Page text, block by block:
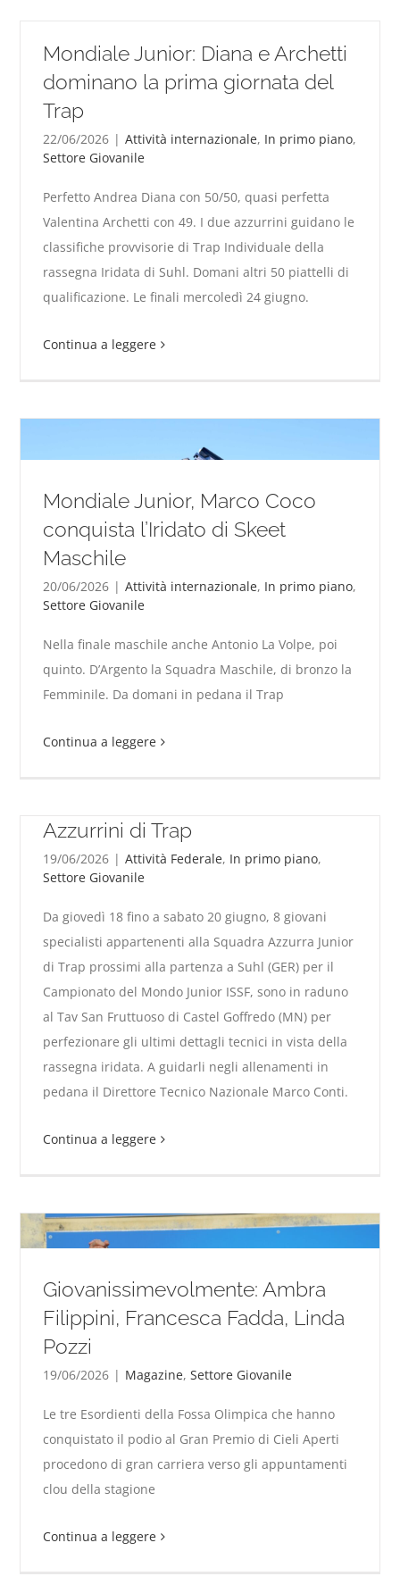
Mondiale Junior: Diana e Archetti dominano la prima
giornata del Trap
Mondiale Junior: Diana e Archetti
dominano la prima giornata del
Trap
22/06/2026 | Attività internazionale, In primo piano,
Settore Giovanile
Perfetto Andrea Diana con 50/50, quasi perfetta
Valentina Archetti con 49. I due azzurrini guidano le
classifiche provvisorie di Trap Individuale della
rassegna Iridata di Suhl. Domani altri 50 piattelli di
qualificazione. Le finali mercoledì 24 giugno.
Continua a leggere
Skeet Maschile
Mondiale Junior, Marco Coco
conquista l’Iridato di Skeet
Maschile
20/06/2026 | Attività internazionale, In primo piano,
Settore Giovanile
Nella finale maschile anche Antonio La Volpe, poi
quinto. D’Argento la Squadra Maschile, di bronzo la
Femminile. Da domani in pedana il Trap
Continua a leggere
Raduno pre-Mondiale per gli Azzurrini di Trap
Azzurrini di Trap
19/06/2026 | Attività Federale, In primo piano,
Settore Giovanile
Da giovedì 18 fino a sabato 20 giugno, 8 giovani
specialisti appartenenti alla Squadra Azzurra Junior
di Trap prossimi alla partenza a Suhl (GER) per il
Campionato del Mondo Junior ISSF, sono in raduno
al Tav San Fruttuoso di Castel Goffredo (MN) per
perfezionare gli ultimi dettagli tecnici in vista della
rassegna iridata. A guidarli negli allenamenti in
pedana il Direttore Tecnico Nazionale Marco Conti.
Continua a leggere
Giovanissimevolmente: Ambra Filippini, Francesca
Fadda, Linda Pozzi
Giovanissimevolmente: Ambra
Filippini, Francesca Fadda, Linda
Pozzi
19/06/2026 | Magazine,Settore Giovanile
Le tre Esordienti della Fossa Olimpica che hanno
conquistato il podio al Gran Premio di Cieli Aperti
procedono di gran carriera verso gli appuntamenti
clou della stagione
Continua a leggere